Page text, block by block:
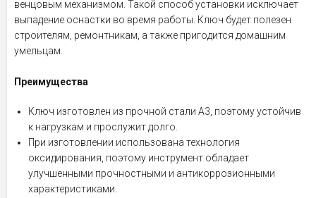
венцовым механизмом. Такой способ установки исключает
выпадение оснастки во время работы. Ключ будет полезен
строителям, ремонтникам, а также пригодится домашним
умельцам.
Преимущества
Ключ изготовлен из прочной стали А3, поэтому устойчив
к нагрузкам и прослужит долго.
При изготовлении использована технология
оксидирования, поэтому инструмент обладает
улучшенными прочностными и антикоррозионными
характеристиками.